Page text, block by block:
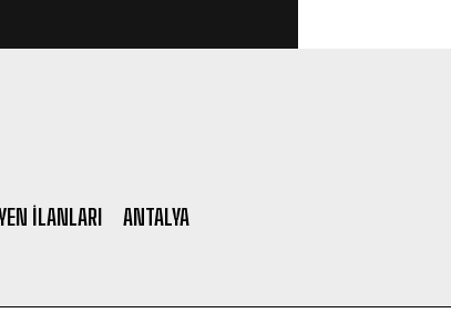
ILANLARI ANTALYA